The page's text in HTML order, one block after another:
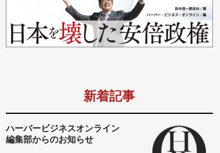
新着記事
ハーバービジネスオンライン
編集部からのお知らせ